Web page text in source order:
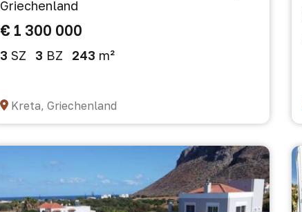
Griechenland
€ 1 300 000
3 SZ 3 BZ 243 m²
Kreta, Griechenland